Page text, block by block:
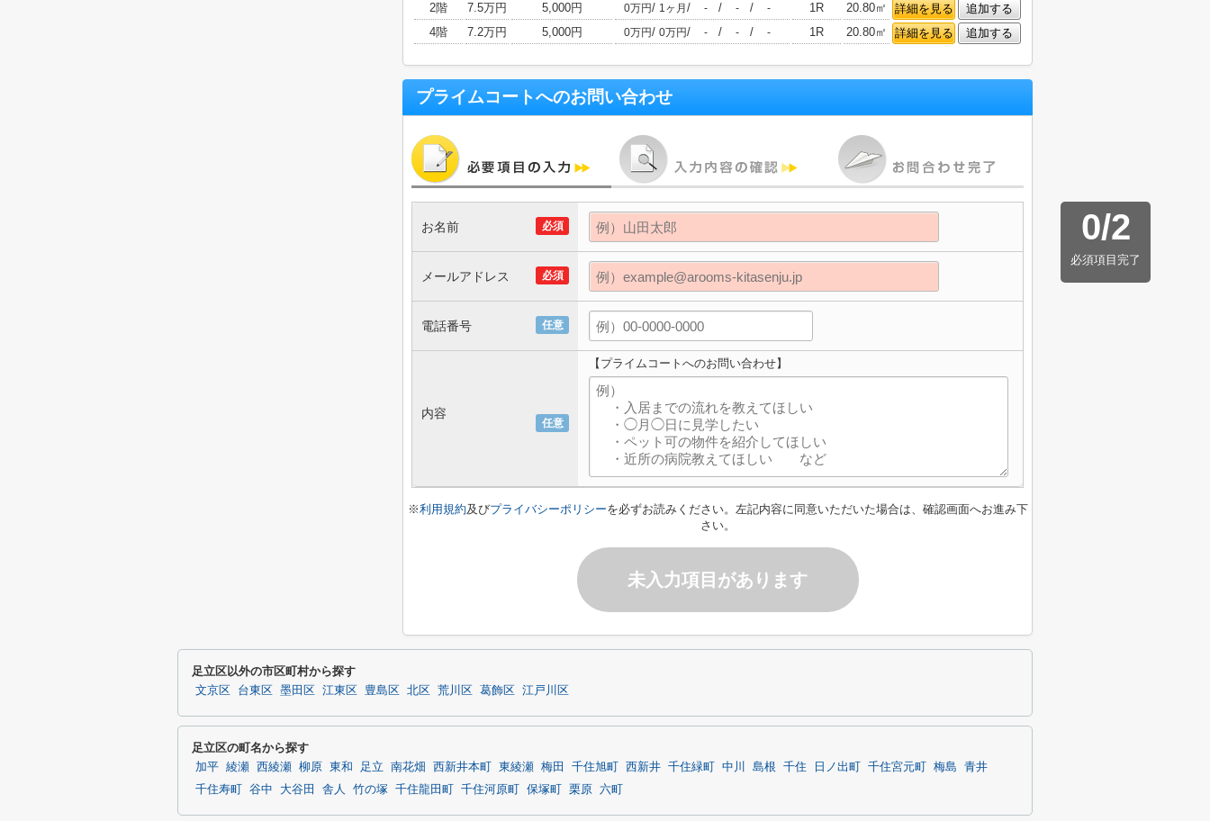
2階
7.5万円 5,000円 0万円/ 1ヶ月 / - / - / - 1R 20.80㎡ 詳細を見る
追加する
4階
7.2万円 5,000円 0万円/ 0万円/ - / - / - 1R 20.80㎡ 詳細を見る 追加する
プライムコートへのお問い合わせ
0/2
必須項目完了
必須
お名前
必須
メールアドレス
任意
電話番号
任意
内容
【プライムコートへのお問い合わせ】
※利用規約及びプライバシーポリシーを必ずお読みください。左記内容に同意いただいた場合は、確認画面へお進み下
さい。
未入力項目があります
足立区以外の市区町村から探す
文京区 台東区 墨田区 江東区 豊島区 北区 荒川区 葛飾区 江戸川区
足立区の町名から探す
加平 綾瀬 西綾瀬 柳原 東和 足立 南花畑 西新井本町 東綾瀬 梅田 千住旭町 西新井 千住緑町 中川 島根 千住 日ノ出町 千住宮元町 梅島
青井
千住寿町
谷中 大谷田 舎人 竹の塚 千住龍田町 千住河原町 保塚町 栗原 六町